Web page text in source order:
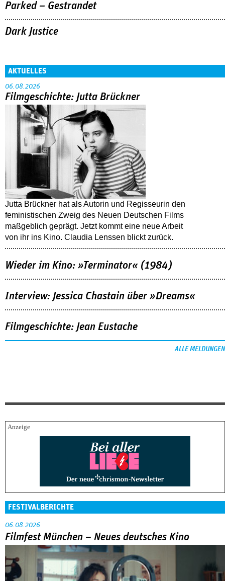
Parked – Gestrandet
Dark Justice
AKTUELLES
06.08.2026
Filmgeschichte: Jutta Brückner
Jutta Brückner hat als Autorin und Regisseurin den
feministischen Zweig des Neuen Deutschen Films
maßgeblich geprägt. Jetzt kommt eine neue Arbeit
von ihr ins Kino. Claudia Lenssen blickt zurück.
Wieder im Kino: »Terminator« (1984)
Interview: Jessica Chastain über »Dreams«
Filmgeschichte: Jean Eustache
ALLE MELDUNGEN
FESTIVALBERICHTE
06.08.2026
Filmfest München – Neues deutsches Kino